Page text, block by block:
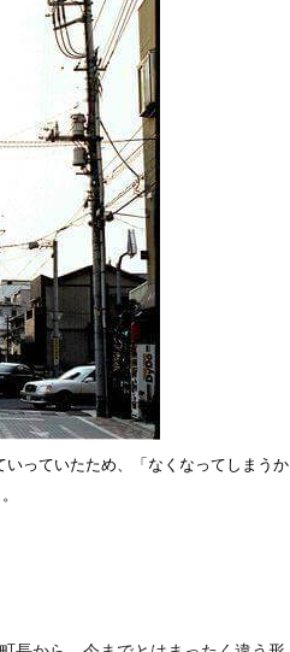
っていたため、「なくなってしまうか